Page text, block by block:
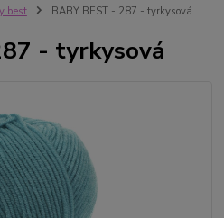
best BABY BEST - 287 - tyrkysová
- tyrkysová